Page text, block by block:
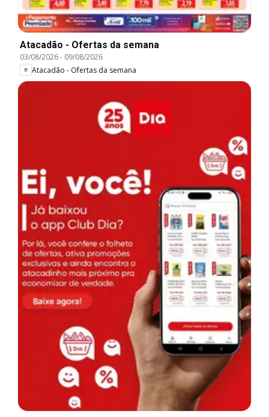
Atacadão - Ofertas da semana
03/08/2026- 09/08/2026
Atacadão - Ofertas da semana